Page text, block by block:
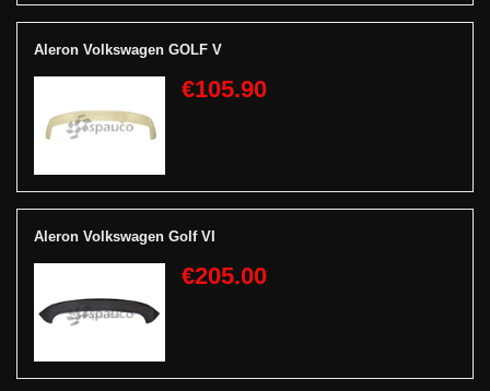
Aleron Volkswagen GOLF V
€105.90
Aleron Volkswagen Golf VI
€205.00